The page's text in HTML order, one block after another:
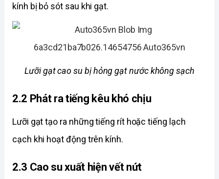
kính bị bỏ sót sau khi gạt.
Lưỡi gạt cao su bị hỏng gạt nước không sạch
2.2 Phát ra tiếng kêu khó chịu
Lưỡi gạt tạo ra những tiếng rít hoặc tiếng lạch
cạch khi hoạt động trên kính.
2.3 Cao su xuất hiện vết nứt